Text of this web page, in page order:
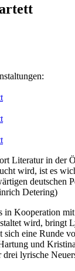
Literatur in der
wird, ist es
deutschen
Detering)
in Kooperation
wird, bringt
sich eine Runde
und
lyrische